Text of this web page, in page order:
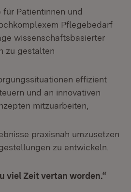
Patientinnen und
Pflegebedarf
wissenschaftsbasierter
zu gestalten
effizient
und an innovativen
mitzuarbeiten,
praxisnah umzusetzen
zu entwickeln.
viel Zeit vertan worden.“